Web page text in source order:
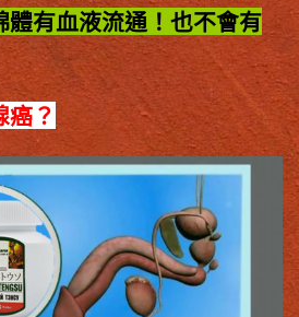
體有血液流通！也不會有
癌？